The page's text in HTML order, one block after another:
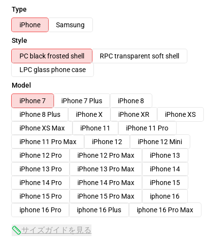
Type
iPhone
Samsung
Style
PC black frosted shell
RPC transparent soft shell
LPC glass phone case
Model
iPhone 7
iPhone 7 Plus
iPhone 8
iPhone 8 Plus
iPhone X iPhone XR
iPhone XS
iPhone XS Max
iPhone 11
iPhone 11 Pro
iPhone 11 Pro Max
iPhone 12
iPhone 12 Mini
iPhone 12 Pro
iPhone 12 Pro Max
iPhone 13
iPhone 13 Pro
iPhone 13 Pro Max
iPhone 14
iPhone 14 Pro
iPhone 14 Pro Max
iPhone 15
iPhone 15 Pro
iPhone 15 Pro Max
iphone 16
iphone 16 Pro
iphone 16 Plus iphone 16 Pro Max
サイズガイドを見る